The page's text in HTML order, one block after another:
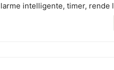
intelligente, timer, rende